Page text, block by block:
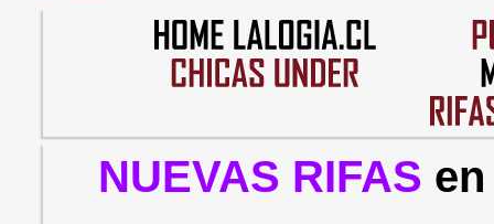
NUEVAS RIFAS en